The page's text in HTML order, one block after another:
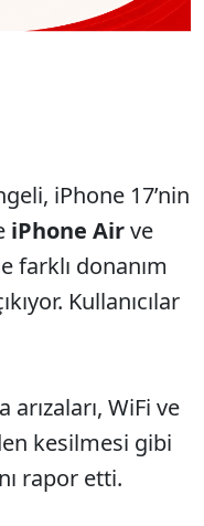
iPhone 17’nin
iPhone Airve
farklı donanım
Kullanıcılar
WiFi ve
kesilmesi gibi
rapor etti.